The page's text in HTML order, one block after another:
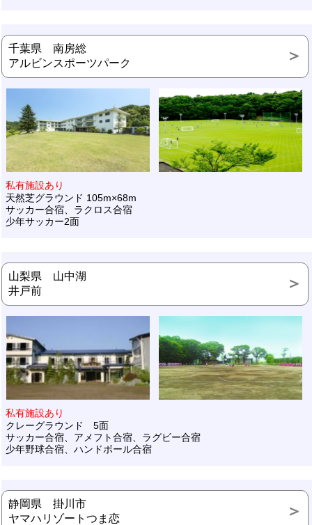
千葉県 南房総
アルビンスポーツパーク
私有施設あり
天然芝グラウンド 105m×68m
サッカー合宿、ラクロス合宿
少年サッカー2面
山梨県 山中湖
井戸前
私有施設あり
クレーグラウンド 5面
サッカー合宿、アメフト合宿、ラグビー合宿
少年野球合宿、ハンドボール合宿
静岡県 掛川市
ヤマハリゾートつま恋